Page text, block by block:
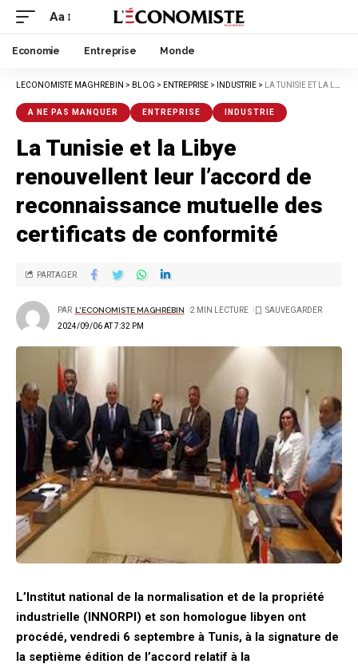
Aa
Economie Entreprise Monde
LECONOMISTE MAGHREBIN > BLOG > ENTREPRISE > INDUSTRIE > LA TUNISIE ET LA LIBYE RENOUVELLENT LEUR L’ACCORD DE RECONNAISSANCE MUTUELLE DES CERTIFICATS DE CONFORMITÉ
A NE PAS MANQUER ENTREPRISE INDUSTRIE
La Tunisie et la Libye
renouvellent leur l’accord de
reconnaissance mutuelle des
certificats de conformité
2024/09/06 AT 7:32 PM
PAR L'ECONOMISTE MAGHRÉBIN 2 MIN LECTURE
PARTAGER
L’Institut national de la normalisation et de la propriété
industrielle (INNORPI) et son homologue libyen ont
procédé, vendredi 6 septembre à Tunis, à la signature de
la septième édition de l’accord relatif à la